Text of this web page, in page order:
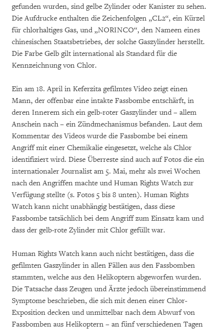
gefunden wurden, sind gelbe Zylinder oder Kanister zu sehen.
Die Aufdrucke enthalten die Zeichenfolgen „CL2“, ein Kürzel
für chlorhaltiges Gas, und „NORINCO“, den Nameen eines
chinesischen Staatsbetriebes, der solche Gaszylinder herstellt.
Die Farbe Gelb gilt international als Standard für die
Kennzeichnung von Chlor.
Ein am 18. April in Keferzita gefilmtes Video zeigt einen
Mann, der offenbar eine intakte Fassbombe entschärft, in
deren Innerem sich ein gelb-roter Gaszylinder und – allem
Anschein nach – ein Zündmechanismus befanden. Laut dem
Kommentar des Videos wurde die Fassbombe bei einem
Angriff mit einer Chemikalie eingesetzt, welche als Chlor
identifiziert wird. Diese Überreste sind auch auf Fotos die ein
internationaler Journalist am 5. Mai, mehr als zwei Wochen
nach den Angriffen machte und Human Rights Watch zur
Verfügung stellte (s. Fotos 5 bis 8 unten). Human Rights
Watch kann nicht unabhängig bestätigen, dass diese
Fassbombe tatsächlich bei dem Angriff zum Einsatz kam und
dass der gelb-rote Zylinder mit Chlor gefüllt war.
Human Rights Watch kann auch nicht bestätigen, dass die
gefilmten Gaszylinder in allen Fällen aus den Fassbomben
stammten, welche aus den Helikoptern abgeworfen wurden.
Die Tatsache dass Zeugen und Ärzte jedoch übereinstimmend
Symptome beschrieben, die sich mit denen einer Chlor-
Exposition decken und unmittelbar nach dem Abwurf von
Fassbomben aus Helikoptern – an fünf verschiedenen Tagen